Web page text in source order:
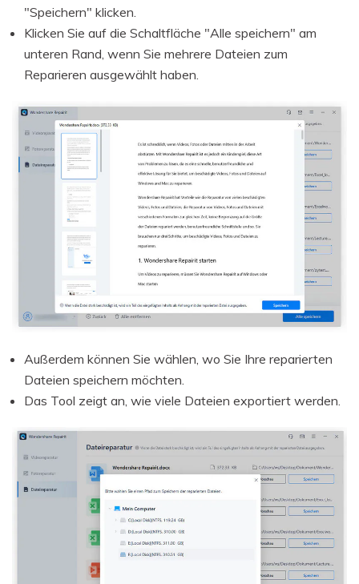
"Speichern" klicken.
Klicken Sie auf die Schaltfläche "Alle speichern" am
unteren Rand, wenn Sie mehrere Dateien zum
Reparieren ausgewählt haben.
Außerdem können Sie wählen, wo Sie Ihre reparierten
Dateien speichern möchten.
Das Tool zeigt an, wie viele Dateien exportiert werden.